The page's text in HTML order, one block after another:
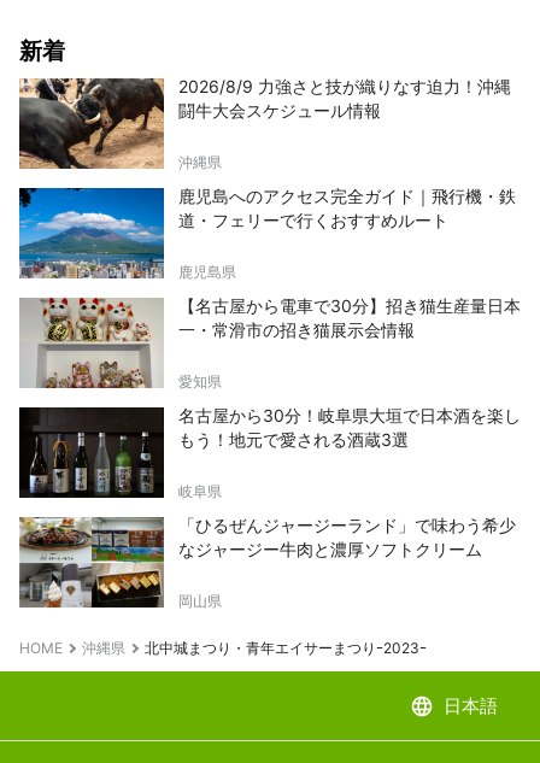
新着
2026/8/9 力強さと技が織りなす迫力！沖縄
闘牛大会スケジュール情報
沖縄県
鹿児島へのアクセス完全ガイド｜飛行機・鉄
道・フェリーで行くおすすめルート
鹿児島県
【名古屋から電車で30分】招き猫生産量日本
一・常滑市の招き猫展示会情報
愛知県
名古屋から30分！岐阜県大垣で日本酒を楽し
もう！地元で愛される酒蔵3選
岐阜県
「ひるぜんジャージーランド」で味わう希少
なジャージー牛肉と濃厚ソフトクリーム
岡山県
HOME 沖縄県 北中城まつり・青年エイサーまつりｰ2023ｰ
language 日本語